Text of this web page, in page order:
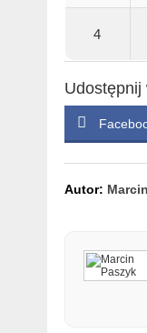
4
Udostępnij
Autor: